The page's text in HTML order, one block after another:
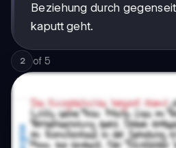
Beziehung durch
kaputt geht.
2 of 5